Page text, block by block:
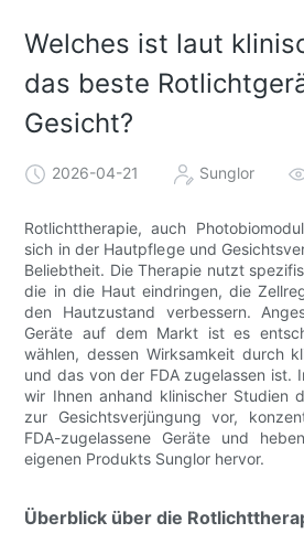
Welches ist laut
das beste
Gesicht?
2026-04-21 Sunglor
Rotlichttherapie, auch
sich in der Hautpflege und
Beliebtheit. Die Therapie nutzt
die in die Haut eindringen, die
den Hautzustand verbessern.
Geräte auf dem Markt ist es
wählen, dessen Wirksamkeit durch
und das von der FDA zugelassen ist.
wir Ihnen anhand klinischer Studien
zur Gesichtsverjüngung vor,
FDA-zugelassene Geräte und
eigenen Produkts Sunglor hervor.
Überblick über die